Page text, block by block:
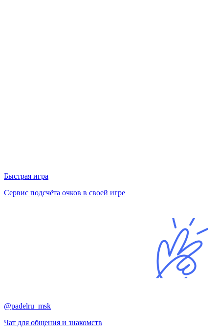
Быстрая игра
Сервис подсчёта очков в своей игре
@padelru_msk
Чат для общения и знакомств